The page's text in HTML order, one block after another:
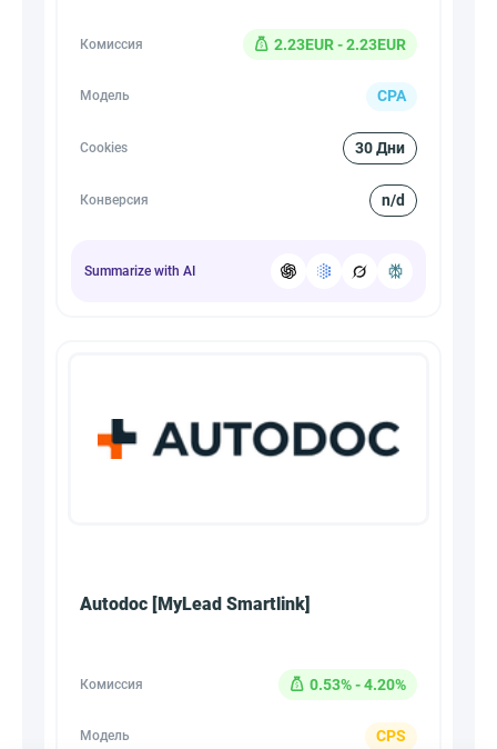
Комиссия 2.23EUR - 2.23EUR
Модель CPA
Cookies 30 Дни
Конверсия n/d
Summarize with AI
Autodoc [MyLead Smartlink]
Комиссия 0.53% - 4.20%
Модель CPS